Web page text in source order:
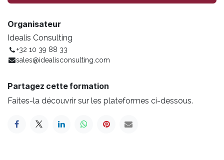
Organisateur
Idealis Consulting
+32 10 39 88 33
sales@idealisconsulting.com
Partagez cette formation
Faites-la découvrir sur les plateformes ci-dessous.